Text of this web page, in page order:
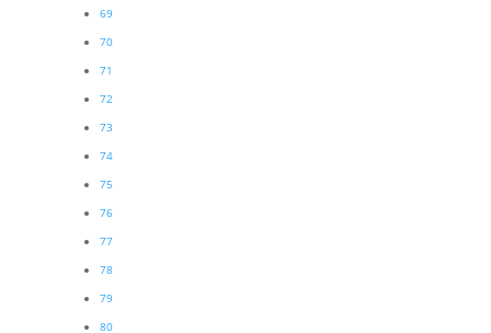
69
70
71
72
73
74
75
76
77
78
79
80